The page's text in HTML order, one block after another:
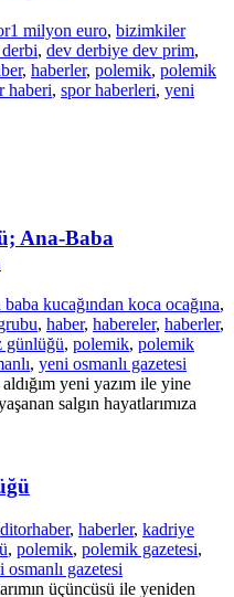
1 milyon euro, bizimkiler
, dev derbiye dev prim,
, haberler, polemik, polemik
haberi, spor haberleri, yeni
Ana-Baba
baba kucağından koca ocağına,
, haber, habereler, haberler,
günlüğü, polemik, polemik
, yeni osmanlı gazetesi
yeni yazım ile yine
salgın hayatlarımıza
haber, haberler, kadriye
, polemik, polemik gazetesi,
osmanlı gazetesi
üçüncüsü ile yeniden